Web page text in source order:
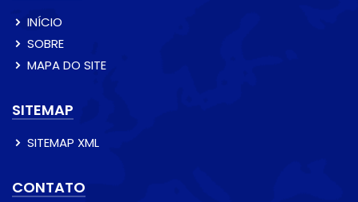
INÍCIO
SOBRE
MAPA DO SITE
SITEMAP
SITEMAP XML
CONTATO